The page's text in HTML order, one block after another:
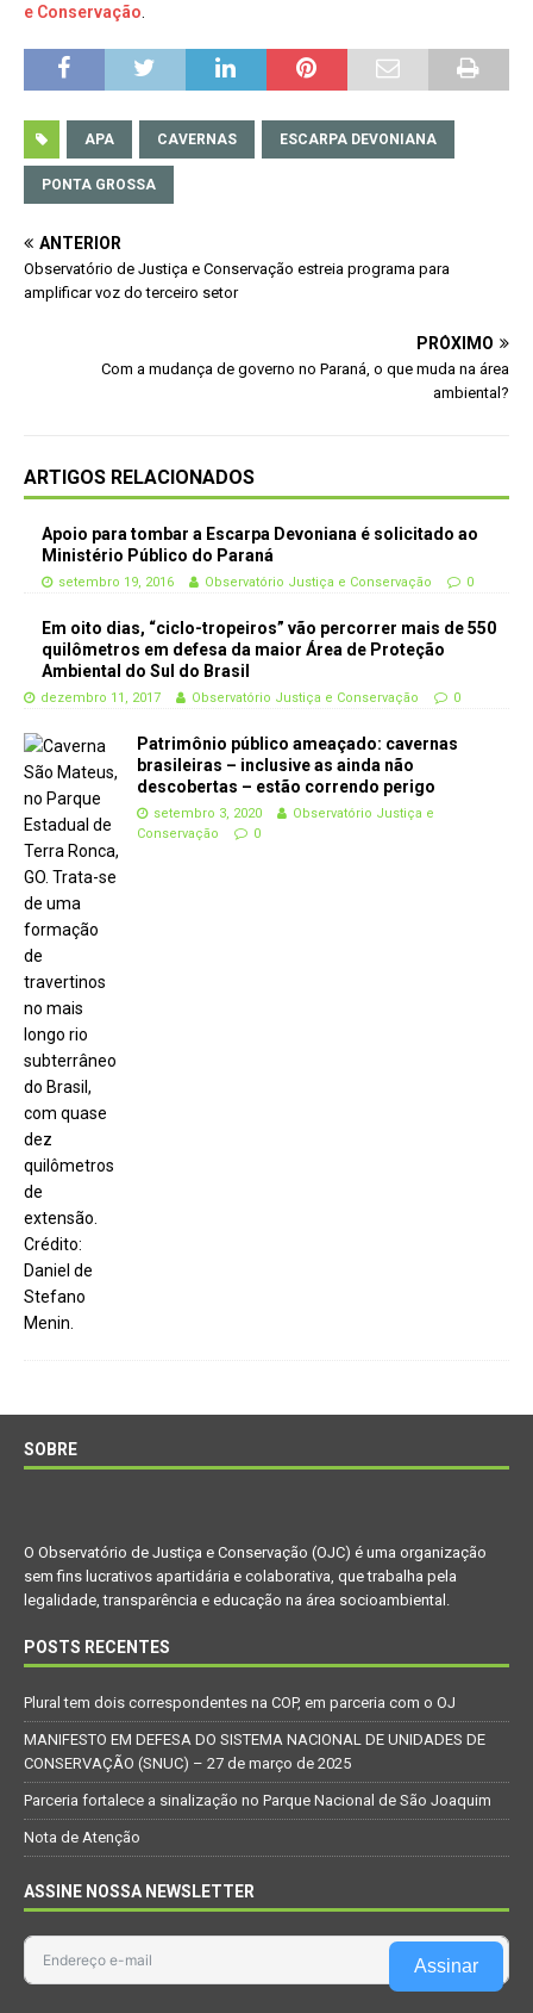
e Conservação
APA CAVERNAS ESCARPA DEVONIANA
PONTA GROSSA
ANTERIOR
Observatório de Justiça e Conservação estreia programa para
amplificar voz do terceiro setor
PRÓXIMO
Com a mudança de governo no Paraná, o que muda na área
ambiental?
ARTIGOS RELACIONADOS
Apoio para tombar a Escarpa Devoniana é solicitado ao
Ministério Público do Paraná
setembro 19, 2016 Observatório Justiça e Conservação 0
Em oito dias, “ciclo-tropeiros” vão percorrer mais de 550
quilômetros em defesa da maior Área de Proteção
Ambiental do Sul do Brasil
dezembro 11, 2017 Observatório Justiça e Conservação 0
Patrimônio público ameaçado: cavernas
brasileiras – inclusive as ainda não
descobertas – estão correndo perigo
setembro 3, 2020
Observatório Justiça e
Conservação
0
SOBRE
O Observatório de Justiça e Conservação (OJC) é uma organização
sem fins lucrativos apartidária e colaborativa, que trabalha pela
legalidade, transparência e educação na área socioambiental.
POSTS RECENTES
Plural tem dois correspondentes na COP, em parceria com o OJ
MANIFESTO EM DEFESA DO SISTEMA NACIONAL DE UNIDADES DE
CONSERVAÇÃO (SNUC) – 27 de março de 2025
Parceria fortalece a sinalização no Parque Nacional de São Joaquim
Nota de Atenção
ASSINE NOSSA NEWSLETTER
Assinar